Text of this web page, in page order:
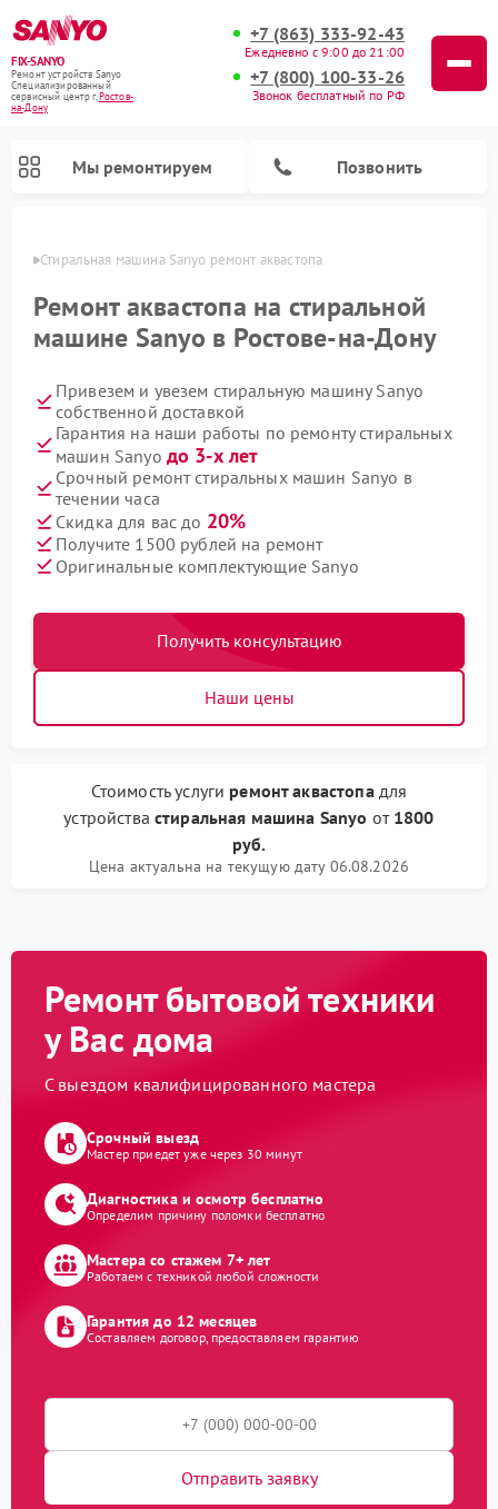
FIX-SANYO
Ремонт устройств Sanyo
Специализированный
cервисный центр г.Ростов-
на-Дону
+7 (863) 333-92-43
Ежедневно с 9:00 до 21:00
+7 (800) 100-33-26
Звонок бесплатный по РФ
Мы ремонтируем Позвонить
Стиральная машина Sanyo ремонт аквастопа
Ремонт аквастопа на стиральной
машине Sanyo в Ростове-на-Дону
Привезем и увезем стиральную машину Sanyo
собственной доставкой
Гарантия на наши работы по ремонту стиральных
машин Sanyo до 3-х лет
Срочный ремонт стиральных машин Sanyo в
течении часа
Скидка для вас до 20%
Получите 1500 рублей на ремонт
Оригинальные комплектующие Sanyo
Получить консультацию
Наши цены
Стоимость услуги ремонт аквастопадля
устройства стиральная машина Sanyo от 1800
руб.
Цена актуальна на текущую дату 06.08.2026
Ремонт бытовой техники
у Вас дома
С выездом квалифицированного мастера
Срочный выезд
Мастер приедет уже через 30 минут
Диагностика и осмотр бесплатно
Определим причину поломки бесплатно
Мастера со стажем 7+ лет
Работаем с техникой любой сложности
Гарантия до 12 месяцев
Составляем договор, предоставляем гарантию
Отправить заявку